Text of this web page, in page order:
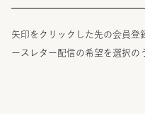
矢印をクリックした先の会員登
ースレター配信の希望を選択の